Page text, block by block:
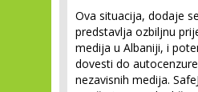
Ova situacija, dodaje
predstavlja ozbiljnu
medija u Albaniji, i
dovesti do
nezavisnih medija.